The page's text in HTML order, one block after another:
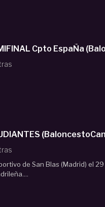
Cadete Fem.
Cadete Femenino - DISTRITO OLÍMPICO Vs.
de San Blas (Madrid) el 29